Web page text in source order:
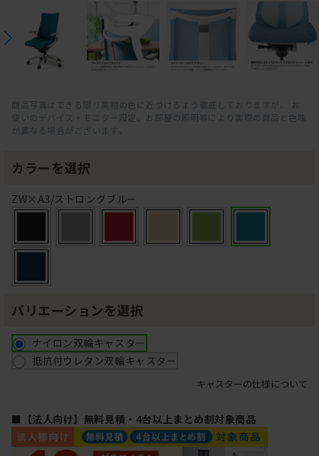
商品写真はできる限り実物の色に近づけるよう徹底しておりますが、 お
使いのデバイス・モニター設定、お部屋の照明等により実際の商品と色味
が異なる場合がございます。
カラーを選択
ZW×A3/ストロングブルー
バリエーションを選択
ナイロン双輪キャスター
抵抗付ウレタン双輪キャスター
キャスターの仕様について
■【法人向け】無料見積・4台以上まとめ割対象商品